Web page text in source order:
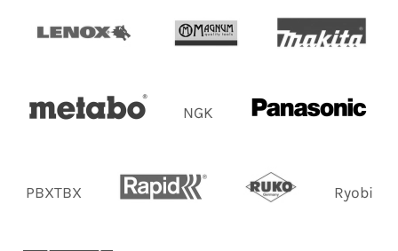
NGK
PBXTBX Ryobi